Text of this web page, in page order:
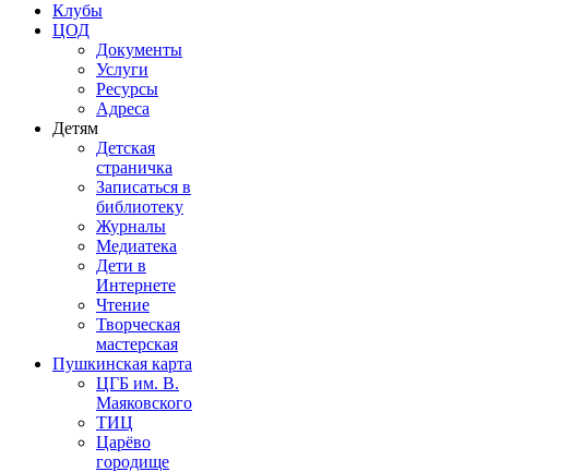
Клубы
ЦОД
Документы
Услуги
Ресурсы
Адреса
Детям
Детская
страничка
Записаться в
библиотеку
Журналы
Медиатека
Дети в
Интернете
Чтение
Творческая
мастерская
Пушкинская карта
ЦГБ им. В.
Маяковского
ТИЦ
Царёво
городище